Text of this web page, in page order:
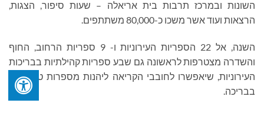
השונות ובמרכז תרבות בית אריאלה – שעות סיפור, הצגות,
הרצאות ועוד אשר משכו כ-80,000 משתתפים.
השנה, אל 22 הספריות העירוניות ו- 9 ספריות הרחוב, החוף
והשדרה מצטרפות לראשונה גם שבע ספריות קהילתיות בבריכות
העירוניות, שיאפשרו לחובבי הקריאה ליהנות מספרות טובה גם
בבריכה.